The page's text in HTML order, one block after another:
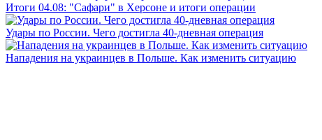
Итоги 04.08: "Сафари" в Херсоне и итоги операции
Удары по России. Чего достигла 40-дневная операция
Нападения на украинцев в Польше. Как изменить ситуацию